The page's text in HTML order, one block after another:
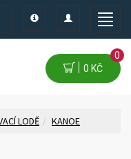
Toggle
Toggle
navigation
Toggle
0 KČ
0
LODĚ KANOE